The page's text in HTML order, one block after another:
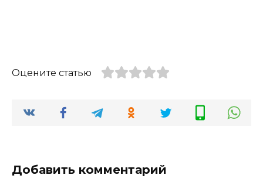
Оцените статью
Добавить комментарий